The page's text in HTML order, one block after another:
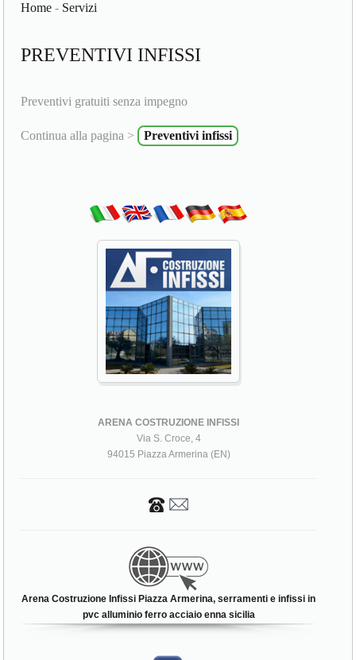
Home - Servizi
PREVENTIVI INFISSI
Preventivi gratuiti senza impegno
Continua alla pagina > Preventivi infissi
ARENA COSTRUZIONE INFISSI
Via S. Croce, 4
94015 Piazza Armerina (EN)
Arena Costruzione Infissi Piazza Armerina, serramenti e infissi in
pvc alluminio ferro acciaio enna sicilia